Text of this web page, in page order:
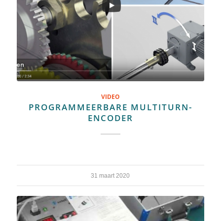
VIDEO
PROGRAMMEERBARE MULTITURN-
ENCODER
31 maart 2020